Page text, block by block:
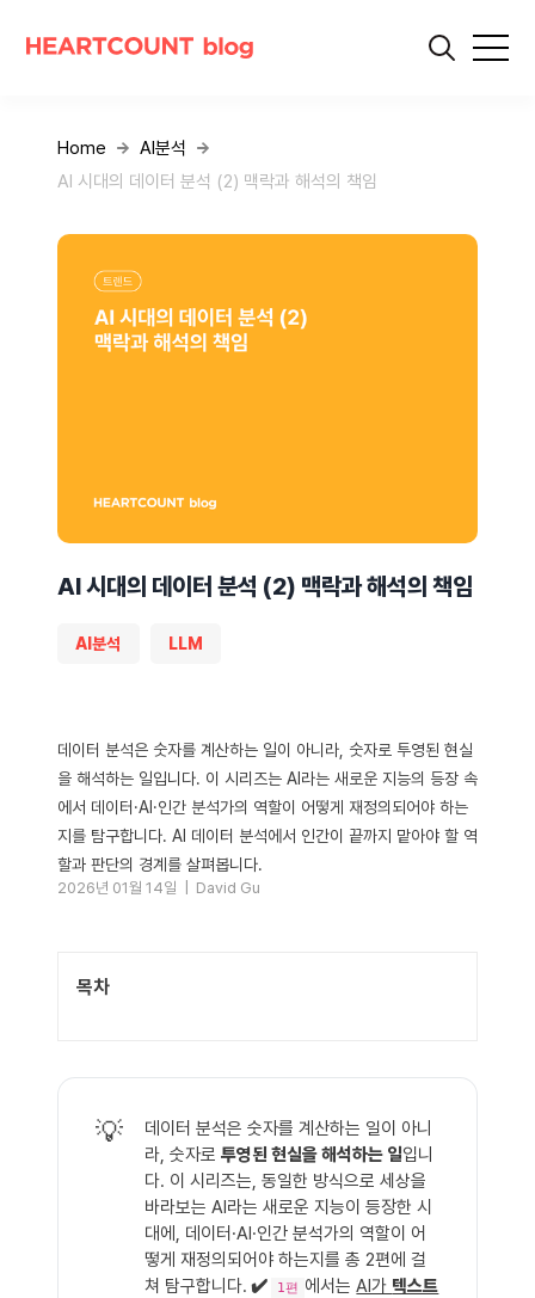
Home
AI분석
AI 시대의 데이터 분석 (2) 맥락과 해석의 책임
AI 시대의 데이터 분석 (2) 맥락과 해석의 책임
AI분석 LLM
데이터 분석은 숫자를 계산하는 일이 아니라, 숫자로 투영된 현실
을 해석하는 일입니다. 이 시리즈는 AI라는 새로운 지능의 등장 속
에서 데이터·AI·인간 분석가의 역할이 어떻게 재정의되어야 하는
지를 탐구합니다. AI 데이터 분석에서 인간이 끝까지 맡아야 할 역
할과 판단의 경계를 살펴봅니다.
2026년 01월 14일 | David Gu
목차
💡
데이터 분석은 숫자를 계산하는 일이 아니
라, 숫자로투영된 현실을 해석하는 일입니
다. 이 시리즈는, 동일한 방식으로 세상을
바라보는 AI라는 새로운 지능이 등장한 시
대에, 데이터·AI·인간 분석가의 역할이 어
떻게 재정의되어야 하는지를 총 2편에 걸
쳐 탐구합니다. ✔️ 1편 에서는AI가 텍스트